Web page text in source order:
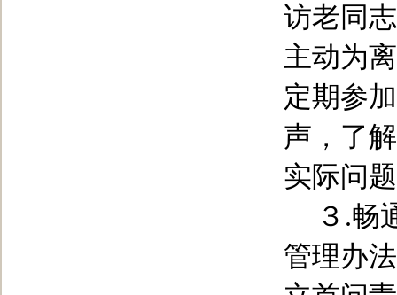
访老同
主动为
定期参
声，了
实际问
３ .畅
管理办